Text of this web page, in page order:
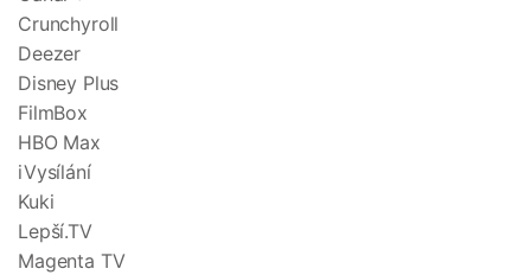
Crunchyroll
Deezer
Disney Plus
FilmBox
HBO Max
iVysílání
Kuki
Lepší.TV
Magenta TV